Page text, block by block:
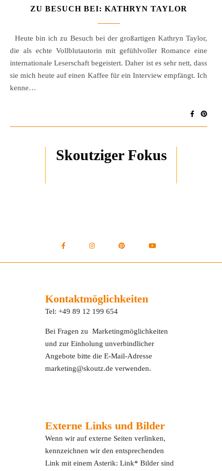
ZU BESUCH BEI: KATHRYN TAYLOR
Heute bin ich zu Besuch bei der großartigen Kathryn Taylor,
die als echte Vollblutautorin mit gefühlvoller Romance eine
internationale Leserschaft begeistert. Daher ist es sehr nett, dass
sie mich heute auf einen Kaffee für ein Interview empfängt. Ich
kenne…
Skoutziger Fokus
Kontaktmöglichkeiten
Tel: +49 89 12 199 654
Bei Fragen zu Marketingmöglichkeiten
und zur Einholung unverbindlicher
Angebote bitte die E-Mail-Adresse
marketing@skoutz.de verwenden.
Externe Links und Bilder
Wenn wir auf externe Seiten verlinken,
kennzeichnen wir den entsprechenden
Link mit einem Asterik: Link* Bilder sind